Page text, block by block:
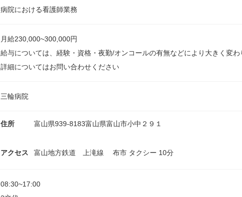
病院における看護師業務
月給230,000~300,000円
給与については、経験・資格・夜勤/オンコールの有無などにより大きく変わ
詳細についてはお問い合わせください
三輪病院
住所 富山県939-8183富山県富山市小中２９１
アクセス 富山地方鉄道 上滝線 布市 タクシー 10分
08:30~17:00